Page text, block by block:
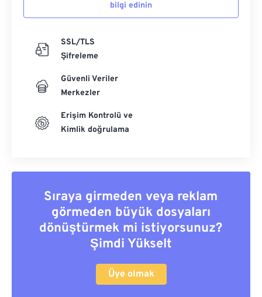
bilgi edinin
SSL/TLS
Şifreleme
Güvenli Veriler
Merkezler
Erişim Kontrolü ve
Kimlik doğrulama
Sıraya girmeden veya reklam
görmeden büyük dosyaları
dönüştürmek mi istiyorsunuz?
Şimdi Yükselt
Üye olmak